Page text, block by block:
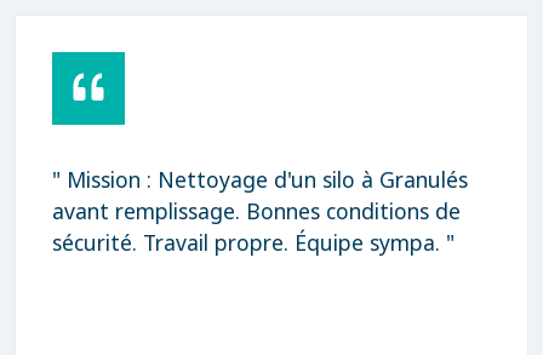
" Rapidité, qualité et prix très correct
Merci "